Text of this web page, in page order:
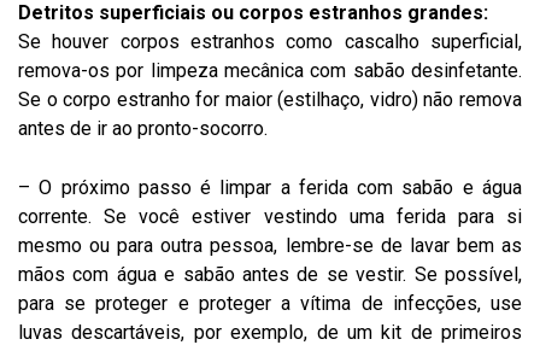
Detritos superficiais ou corpos estranhos grandes:
Se houver corpos estranhos como cascalho superficial,
remova-os por limpeza mecânica com sabão desinfetante.
Se o corpo estranho for maior (estilhaço, vidro) não remova
antes de ir ao pronto-socorro.
– O próximo passo é limpar a ferida com sabão e água
corrente. Se você estiver vestindo uma ferida para si
mesmo ou para outra pessoa, lembre-se de lavar bem as
mãos com água e sabão antes de se vestir. Se possível,
para se proteger e proteger a vítima de infecções, use
luvas descartáveis, por exemplo, de um kit de primeiros